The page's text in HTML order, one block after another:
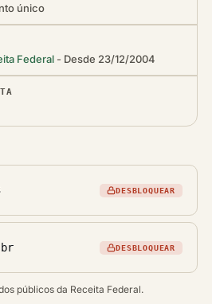
único
Federal Desde 23/12/2004
DESBLOQUEAR
DESBLOQUEAR
públicos da Receita Federal.